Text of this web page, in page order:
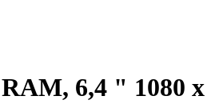
6,4 " 1080 x